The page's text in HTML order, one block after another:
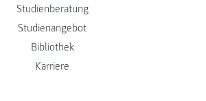
Studienberatung
Studienangebot
Bibliothek
Karriere